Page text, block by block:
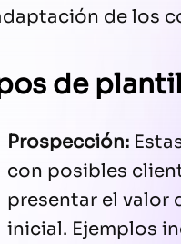
de los
de
Prospección:
con posibles
presentar el valor
inicial. Ejemplos